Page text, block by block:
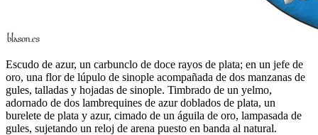
Escudo de azur, un carbunclo de doce rayos de plata; en un jefe de
oro, una flor de lúpulo de sinople acompañada de dos manzanas de
gules, talladas y hojadas de sinople. Timbrado de un yelmo,
adornado de dos lambrequines de azur doblados de plata, un
burelete de plata y azur, cimado de un águila de oro, lampasada de
gules, sujetando un reloj de arena puesto en banda al natural.